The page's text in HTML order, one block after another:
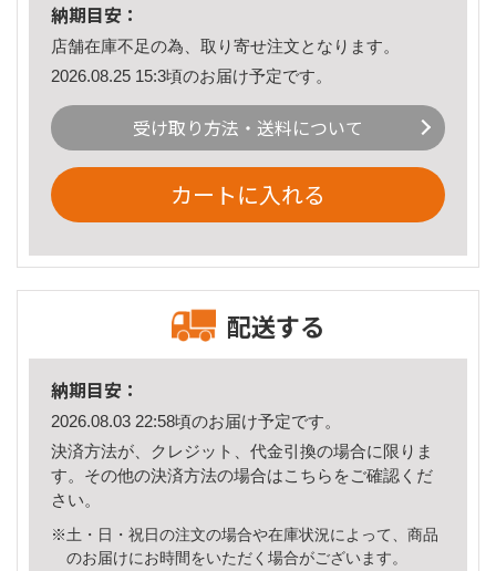
納期目安：
店舗在庫不足の為、取り寄せ注文となります。
2026.08.25 15:3頃のお届け予定です。
受け取り方法・送料について
カートに入れる
配送する
納期目安：
2026.08.03 22:58頃のお届け予定です。
決済方法が、クレジット、代金引換の場合に限りま
す。その他の決済方法の場合はこちら をご確認くだ
さい。
※土・日・祝日の注文の場合や在庫状況によって、商品
のお届けにお時間をいただく場合がございます。